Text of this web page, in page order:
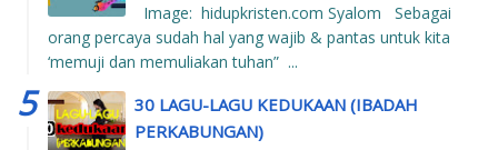
Image: hidupkristen.com Syalom Sebagai
orang percaya sudah hal yang wajib & pantas untuk kita
‘memuji dan memuliakan tuhan” ...
30 LAGU-LAGU KEDUKAAN (IBADAH
PERKABUNGAN)